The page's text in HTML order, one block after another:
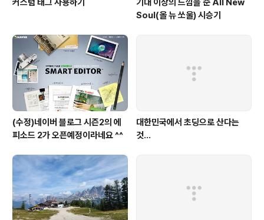
커스텀 태그 사용하기
기대 이상의 느낌을 준 All New
Soul(올 뉴 쏘울) 시승기
(수정)네이버 블로그 시즌2의 에
피소드 2가 오픈예정이라네요 ^^
대한민국에서 초딩으로 산다는
것...